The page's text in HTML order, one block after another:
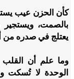
كأن الحزن عيب
بالصمت، ويستجير
يعتلج في صدره من
وما علم أن القلب
الوحدة لا تُسكت